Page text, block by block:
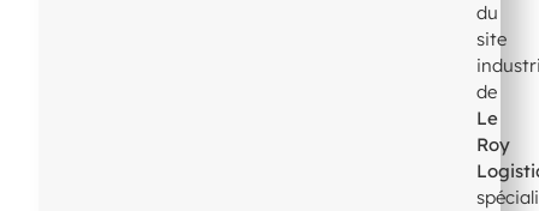
du
site
de
Le
Roy